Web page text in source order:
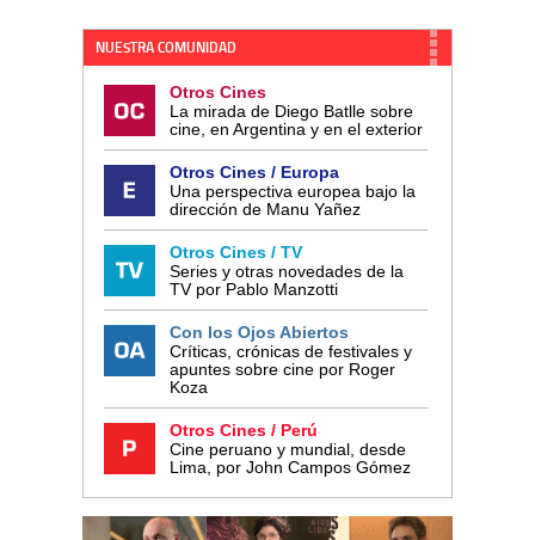
NUESTRA COMUNIDAD
Otros Cines
La mirada de Diego Batlle sobre
cine, en Argentina y en el exterior
Otros Cines / Europa
Una perspectiva europea bajo la
dirección de Manu Yañez
Otros Cines / TV
Series y otras novedades de la
TV por Pablo Manzotti
Con los Ojos Abiertos
Críticas, crónicas de festivales y
apuntes sobre cine por Roger
Koza
Otros Cines / Perú
Cine peruano y mundial, desde
Lima, por John Campos Gómez